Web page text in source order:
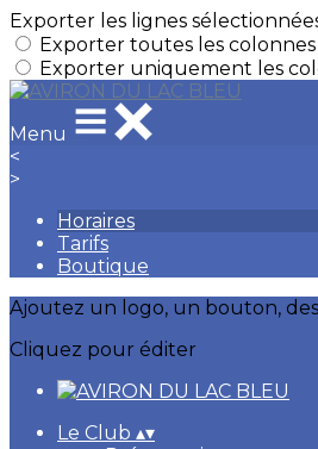
Exporter les lignes
Exporter toutes les colonnes
Exporter uniquement les
Menu
<
>
Horaires
Tarifs
Boutique
Ajoutez un logo, un bouton,
Cliquez pour éditer
Le Club ▴▾